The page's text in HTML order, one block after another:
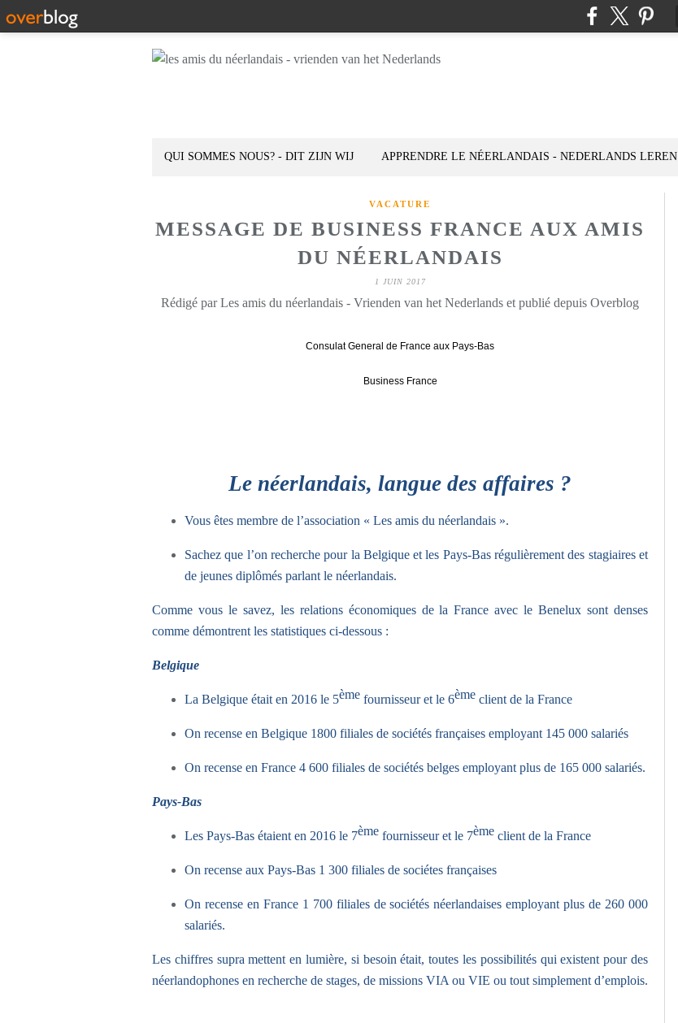
QUI SOMMES NOUS? - DIT ZIJN WIJ APPRENDRE LE NÉERLANDAIS - NEDERLANDS LEREN
VACATURE
MESSAGE DE BUSINESS FRANCE AUX AMIS
DU NÉERLANDAIS
1 JUIN 2017
Rédigé par Les amis du néerlandais - Vrienden van het Nederlands et publié depuis Overblog
Consulat General de France aux Pays-Bas
Business France
Le néerlandais, langue des affaires ?
Vous êtes membre de l’association « Les amis du néerlandais ».
Sachez que l’on recherche pour la Belgique et les Pays-Bas régulièrement des stagiaires et
de jeunes diplômés parlant le néerlandais.
Comme vous le savez, les relations économiques de la France avec le Benelux sont denses
comme démontrent les statistiques ci-dessous :
Belgique
La Belgique était en 2016 le 5ème fournisseur et le 6ème client de la France
On recense en Belgique 1800 filiales de sociétés françaises employant 145 000 salariés
On recense en France 4 600 filiales de sociétés belges employant plus de 165 000 salariés.
Pays-Bas
Les Pays-Bas étaient en 2016 le 7ème fournisseur et le 7ème client de la France
On recense aux Pays-Bas 1 300 filiales de sociétes françaises
On recense en France 1 700 filiales de sociétés néerlandaises employant plus de 260 000
salariés.
Les chiffres supra mettent en lumière, si besoin était, toutes les possibilités qui existent pour des
néerlandophones en recherche de stages, de missions VIA ou VIE ou tout simplement d’emplois.